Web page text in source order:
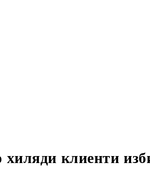
хиляди клиенти